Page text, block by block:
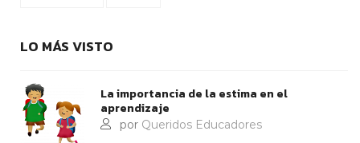
LO MÁS VISTO
La importancia de la estima en el
aprendizaje
por Queridos Educadores